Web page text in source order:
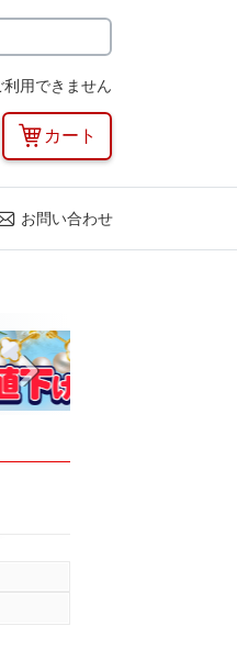
用できません
カート
お問い合わせ
Next